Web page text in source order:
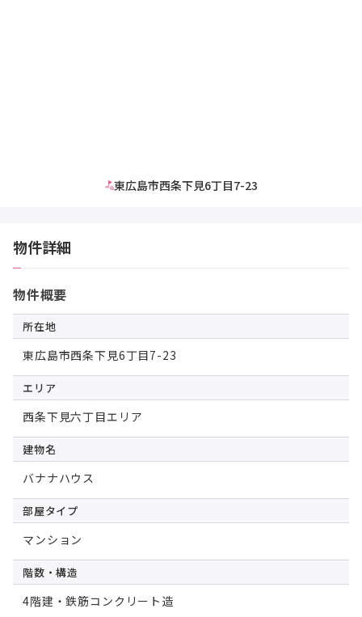
東広島市西条下見6丁目7-23
物件詳細
物件概要
所在地
東広島市西条下見6丁目7-23
エリア
西条下見六丁目エリア
建物名
バナナハウス
部屋タイプ
マンション
階数・構造
4階建・鉄筋コンクリート造